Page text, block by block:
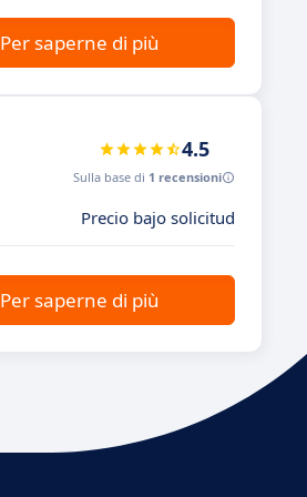
Per saperne di più
4.5
Sulla base di 1 recensioni
Precio bajo solicitud
Per saperne di più